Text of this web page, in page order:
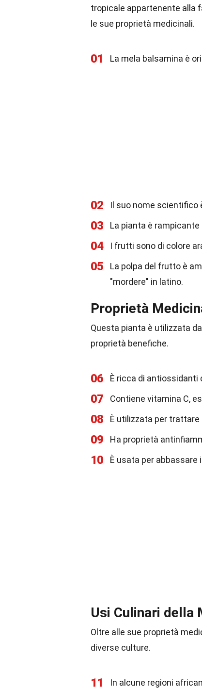
tropicale appartenente alla
le sue proprietà medicinali.
01 La mela balsamina è
02 Il suo nome scientifico
03 La pianta è
04 I frutti sono di colore
05
La polpa del frutto è
"mordere" in latino.
Proprietà
Questa pianta è utilizzata
proprietà benefiche.
06 È ricca di antiossidanti
07 Contiene vitamina C,
08 È utilizzata per
09 Ha proprietà
10 È usata per abbassare
Usi Culinari della
Oltre alle sue proprietà
diverse culture.
11 In alcune regioni